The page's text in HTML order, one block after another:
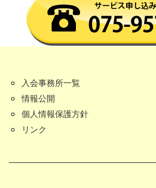
入会事務所一覧
情報公開
個人情報保護方針
リンク